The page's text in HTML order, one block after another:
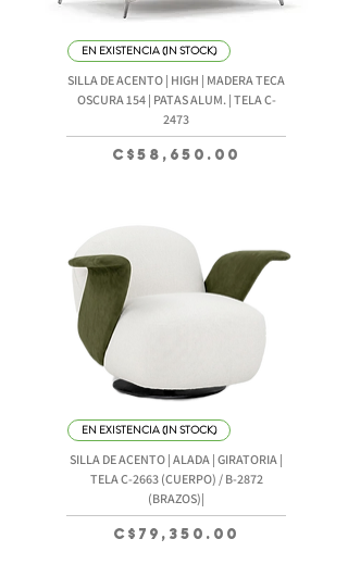
EN EXISTENCIA (IN STOCK)
SILLA DE ACENTO | HIGH | MADERA TECA
OSCURA 154 | PATAS ALUM. | TELA C-
2473
Precio
C$58,650.00
EN EXISTENCIA (IN STOCK)
SILLA DE ACENTO | ALADA | GIRATORIA |
TELA C-2663 (CUERPO) / B-2872
(BRAZOS)|
Precio
C$79,350.00